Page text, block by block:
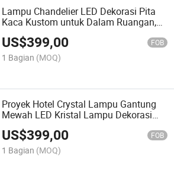
Lampu Chandelier LED Dekorasi Pita
Kaca Kustom untuk Dalam Ruangan,
Lobi Hotel, Vila, Tangga, dan Aula
Pesta
US$399,00 FOB
1 Bagian (MOQ)
Proyek Hotel Crystal Lampu Gantung
Mewah LED Kristal Lampu Dekorasi
Rumah Modern Lampu Chandelier
Kristal
US$399,00 FOB
1 Bagian (MOQ)